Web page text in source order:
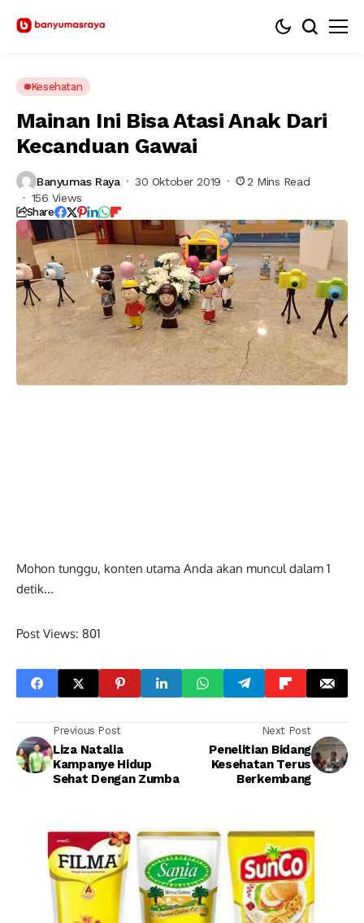
Kesehatan
Mainan Ini Bisa Atasi Anak Dari
Kecanduan Gawai
Banyumas Raya 30 Oktober 2019
2 Mins Read
156 Views
Share
Mohon tunggu, konten utama Anda akan muncul dalam 0
detik...
Post Views: 801
Previous Post
Liza Natalia
Kampanye Hidup
Sehat Dengan Zumba
Next Post
Penelitian Bidang
Kesehatan Terus
Berkembang